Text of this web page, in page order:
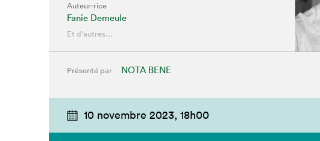
Auteur·rice
Fanie Demeule
Et d'autres...
Présenté par NOTA BENE
10 novembre 2023, 18h00